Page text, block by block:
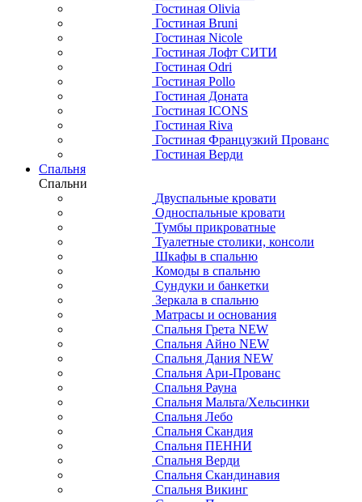
Гостиная Olivia
Гостиная Bruni
Гостиная Nicole
Гостиная Лофт СИТИ
Гостиная Odri
Гостиная Pollo
Гостиная Доната
Гостиная ICONS
Гостиная Riva
Гостиная Французкий Прованс
Гостиная Верди
Спальня
Спальни
Двуспальные кровати
Односпальные кровати
Тумбы прикроватные
Туалетные столики, консоли
Шкафы в спальню
Комоды в спальню
Сундуки и банкетки
Зеркала в спальню
Матрасы и основания
Спальня Грета NEW
Спальня Айно NEW
Спальня Дания NEW
Спальня Ари-Прованс
Спальня Рауна
Спальня Мальта/Хельсинки
Спальня Лебо
Спальня Скандия
Спальня ПЕННИ
Спальня Верди
Спальня Скандинавия
Спальня Викинг